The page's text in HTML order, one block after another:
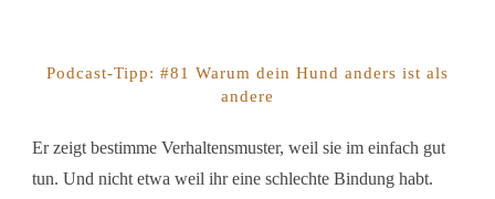
Podcast-Tipp: #81 Warum dein Hund anders ist als
andere
Er zeigt bestimme Verhaltensmuster, weil sie im einfach gut
tun. Und nicht etwa weil ihr eine schlechte Bindung habt.